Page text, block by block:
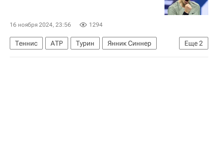
16 ноября 2024, 23:56 1294
Еще2
Теннис АТР Турин
Янник Синнер
Каспер Рууд
Тейлор Фриц